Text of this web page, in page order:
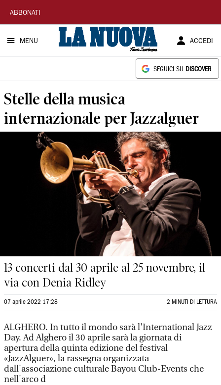
La
Nuova
Sardegna
ABBONATI
MENU ACCEDI
SEGUICI SU DISCOVER
Stelle della musica
internazionale per Jazzalguer
13 concerti dal 30 aprile al 25 novembre, il
via con Denia Ridley
07 aprile 2022 17:28 2 MINUTI DI LETTURA
ALGHERO. In tutto il mondo sarà l'International Jazz
Day. Ad Alghero il 30 aprile sarà la giornata di
apertura della quinta edizione del festival
«JazzAlguer», la rassegna organizzata
dall'associazione culturale Bayou Club-Events che
nell'arco d